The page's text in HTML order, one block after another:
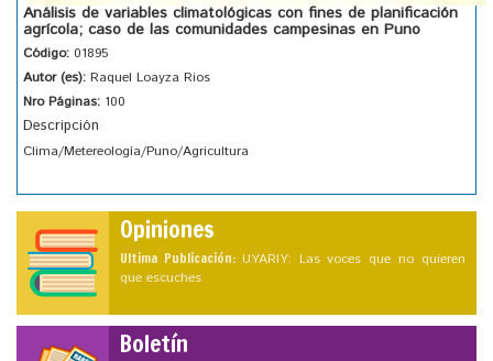
Análisis de variables climatológicas con fines de planificación
agrícola; caso de las comunidades campesinas en Puno
Código: 01895
Autor (es): Raquel Loayza Rios
Nro Páginas: 100
Descripción
Clima/Metereología/Puno/Agricultura
Opiniones
Ultima Publicación: UYARIY: Las voces que no quieren
que escuches
Boletín